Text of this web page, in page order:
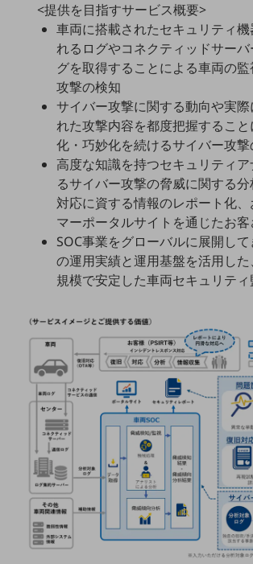
医療・介護
製造・建設業
キーワードで探す
モバイルTOP
法人向けスマホ・携帯に関する、
おすすめの機種、料金やサービスをご紹介
ビジネス向けスマートフォン
タフネススマートフォン
データ通信製品
ドコモケータイ
5G対応ホームルーター
通信モジュール製品
衛星携帯電話
IOT完了済みメーカーブランド製品
<提供を目指すサービス概要>
車両に搭載されたセキュリティ機
れるログやコネクティッドサーバ
グを取得することによる車両の
攻撃の検知
サイバー攻撃に関する動向や実
れた攻撃内容を都度把握するこ
化・巧妙化を続けるサイバー攻撃
高度な知識を持つセキュリティア
るサイバー攻撃の脅威に関する
対応に資する情報のレポート化、
マーポータルサイトを通じたお
SOC事業をグローバルに展開し
の運用実績と運用基盤を活用し
規模で安定した車両セキュリテ